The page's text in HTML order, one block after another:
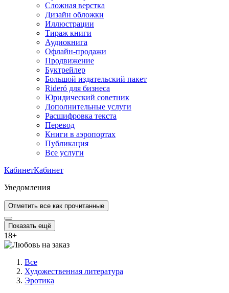
Сложная верстка
Дизайн обложки
Иллюстрации
Тираж книги
Аудиокнига
Офлайн-продажи
Продвижение
Буктрейлер
Большой издательский пакет
Rideró для бизнеса
Юридический советник
Дополнительные услуги
Расшифровка текста
Перевод
Книги в аэропортах
Публикация
Все услуги
КабинетКабинет
Уведомления
Отметить все как прочитанные
Показать ещё
18+
Все
Художественная литература
Эротика